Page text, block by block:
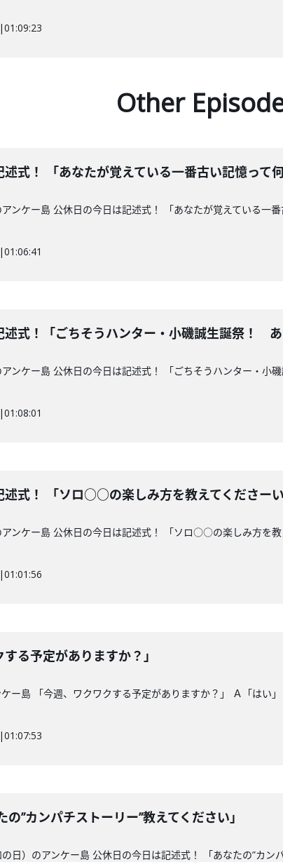
|01:09:23
Other
式！ 「あなたが覚えている一番古い記憶って何
ンケー島 公休日の今日は記述式！ 「あなたが覚えている一番
|01:06:41
式！「ごちそうハンター・小磯誠生誕祭！ あ
ンケー島 公休日の今日は記述式！ 「ごちそうハンター・小
|01:08:01
述式！ 「ソロ○○の楽しみ方を教えてくださーい
ンケー島 公休日の今日は記述式！ 「ソロ○○の楽しみ方を教
|01:01:56
する予定がありますか？」
ー島 「今週、ワクワクする予定がありますか？」 Ａ「は
|01:07:53
”カンパチストーリー”教えてください」
日）のアンケー島 公休日の今日は記述式！ 「あなたの”カン